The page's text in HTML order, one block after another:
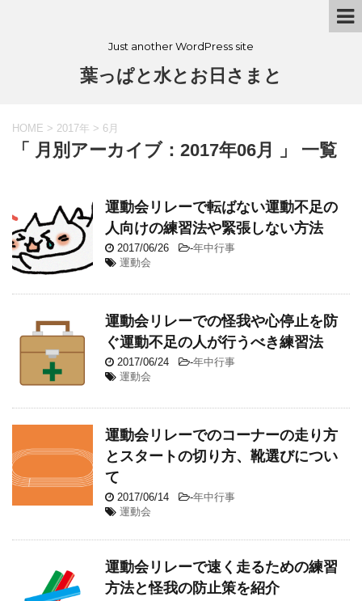
Just another WordPress site
葉っぱと水とお日さまと
HOME > 2017年 > 6月
「 月別アーカイブ：2017年06月 」 一覧
運動会リレーで転ばない運動不足の
人向けの練習法や緊張しない方法
2017/06/26 -年中行事
運動会
運動会リレーでの怪我や心停止を防
ぐ運動不足の人が行うべき練習法
2017/06/24 -年中行事
運動会
運動会リレーでのコーナーの走り方
とスタートの切り方、靴選びについ
て
2017/06/14 -年中行事
運動会
運動会リレーで速く走るための練習
方法と怪我の防止策を紹介